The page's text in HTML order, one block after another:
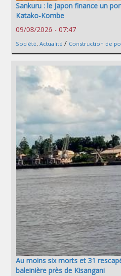
Sankuru : le Japon finance un
Katako-Kombe
09/08/2026 - 07:47
Société, Actualité / Construction de
Au moins six morts et 31
baleinière près de Kisangani